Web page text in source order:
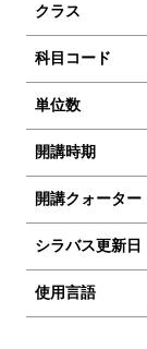
クラス
科目コード
単位数
開講時期
開講クォーター
シラバス更新日
使用言語